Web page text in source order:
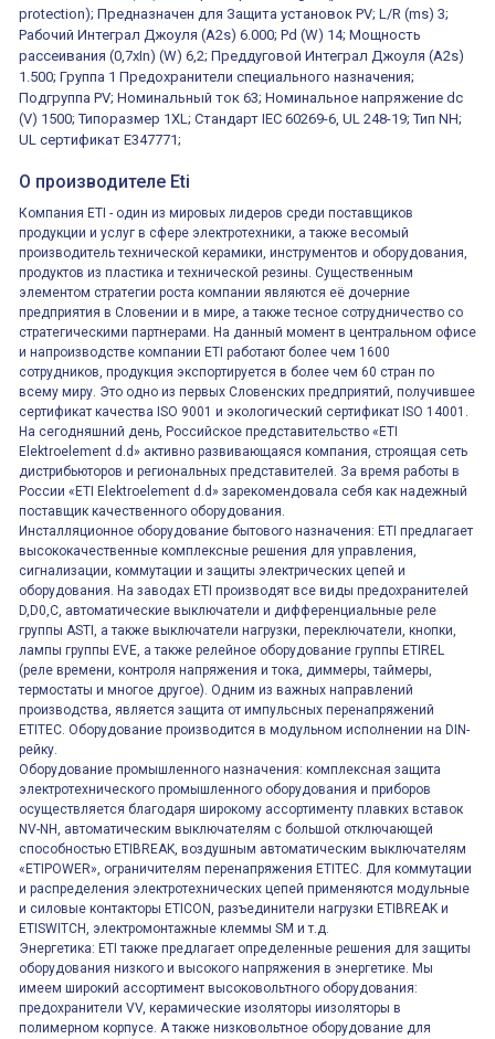
путевой,
алюминиевый
регулируемый
ролик
800202300000С | 80 02 0 230 0000 С
800202300000С
многофункциональные
реле времени
0.1cек.-10 дней, 10
функций/режимов
protection); Предназначен для Защита установок PV; L/R (ms) 3;
Рабочий Интеграл Джоуля (A2s) 6.000; Pd (W) 14; Мощность
рассеивания (0,7xIn) (W) 6,2; Преддуговой Интеграл Джоуля (A2s)
1.500; Группа 1 Предохранители специального назначения;
Подгруппа PV; Номинальный ток 63; Номинальное напряжение dc
(V) 1500; Типоразмер 1XL; Стандарт IEC 60269-6, UL 248-19; Тип NH;
UL сертификат E347771;
О производителе Eti
Компания ETI - один из мировых лидеров среди поставщиков
продукции и услуг в сфере электротехники, а также весомый
производитель технической керамики, инструментов и оборудования,
продуктов из пластика и технической резины. Существенным
элементом стратегии роста компании являются её дочерние
предприятия в Словении и в мире, а также тесное сотрудничество со
стратегическими партнерами. На данный момент в центральном офисе
и напроизводстве компании ETI работают более чем 1600
сотрудников, продукция экспортируется в более чем 60 стран по
всему миру. Это одно из первых Словенских предприятий, получившее
сертификат качества ISO 9001 и экологический сертификат ISO 14001.
На сегодняшний день, Российское представительство «ETI
Elektroelement d.d» активно развивающаяся компания, строящая сеть
дистрибьюторов и региональных представителей. За время работы в
России «ETI Elektroelement d.d» зарекомендовала себя как надежный
поставщик качественного оборудования.
Инсталляционное оборудование бытового назначения: ETI предлагает
высококачественные комплексные решения для управления,
сигнализации, коммутации и защиты электрических цепей и
оборудования. На заводах ETI производят все виды предохранителей
D,D0,C, автоматические выключатели и дифференциальные реле
группы ASTI, а также выключатели нагрузки, переключатели, кнопки,
лампы группы EVE, а также релейное оборудование группы ETIREL
(реле времени, контроля напряжения и тока, диммеры, таймеры,
термостаты и многое другое). Одним из важных направлений
производства, является защита от импульсных перенапряжений
ETITEC. Оборудование производится в модульном исполнении на DIN-
рейку.
Оборудование промышленного назначения: комплексная защита
электротехнического промышленного оборудования и приборов
осуществляется благодаря широкому ассортименту плавких вставок
NV-NH, автоматическим выключателям с большой отключающей
способностью ETIBREAK, воздушным автоматическим выключателям
«ETIPOWER», ограничителям перенапряжения ETITEC. Для коммутации
и распределения электротехнических цепей применяются модульные
и силовые контакторы ETICON, разъединители нагрузки ETIBREAK и
ETISWITCH, электромонтажные клеммы SM и т.д.
Энергетика: ETI также предлагает определенные решения для защиты
оборудования низкого и высокого напряжения в энергетике. Мы
имеем широкий ассортимент высоковольтного оборудования:
предохранители VV, керамические изоляторы иизоляторы в
полимерном корпусе. А также низковольтное оборудование для